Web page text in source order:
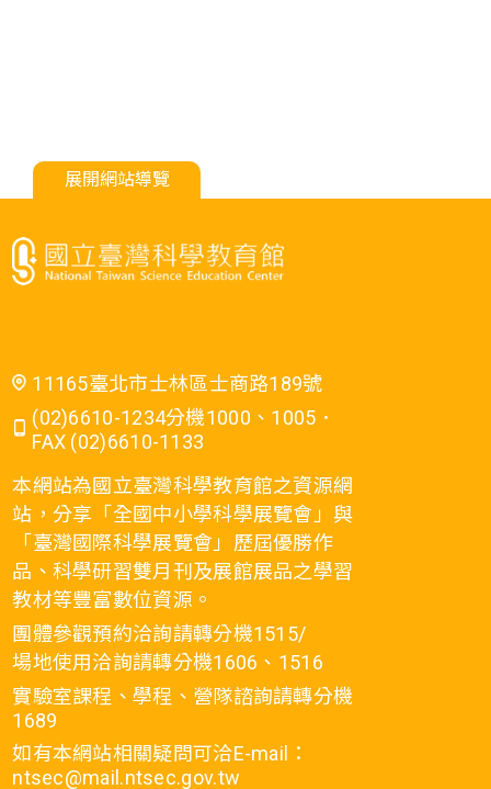
展開網站導覽
11165臺北市士林區士商路189號
(02)6610-1234分機1000、1005．
FAX (02)6610-1133
本網站為國立臺灣科學教育館之資源網
站，分享「全國中小學科學展覽會」與
「臺灣國際科學展覽會」歷屆優勝作
品、科學研習雙月刊及展館展品之學習
教材等豐富數位資源。
團體參觀預約洽詢請轉分機1515/
場地使用洽詢請轉分機1606、1516
實驗室課程、學程、營隊諮詢請轉分機
1689
如有本網站相關疑問可洽E-mail：
ntsec@mail.ntsec.gov.tw